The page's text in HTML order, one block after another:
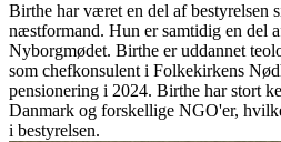
Birthe har været en del af bestyrelsen
næstformand. Hun er samtidig en del
Nyborgmødet. Birthe er uddannet
som chefkonsulent i Folkekirkens
pensionering i 2024. Birthe har stort
Danmark og forskellige NGO'er,
i bestyrelsen.